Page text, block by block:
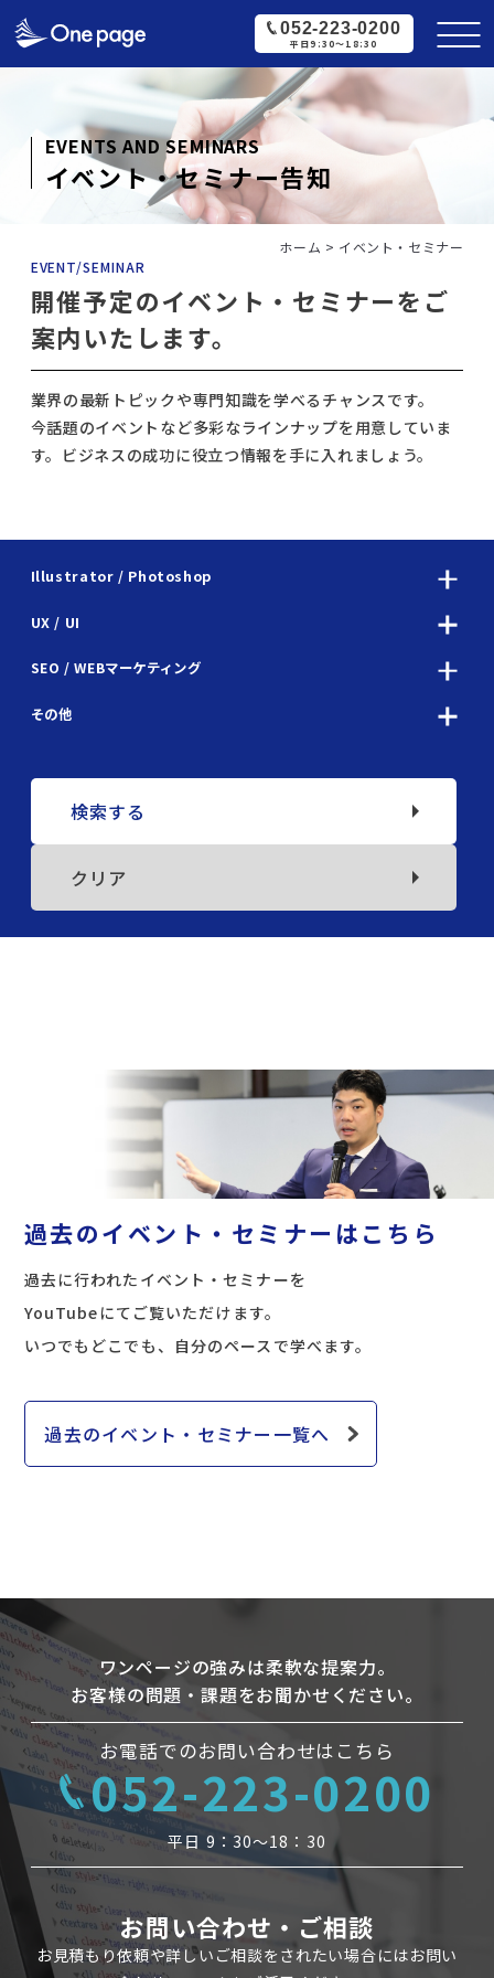
052-223-0200
平日9:30〜18:30
EVENTS AND SEMINARS
イベント・セミナー告知
ホーム > イベント・セミナー
EVENT/SEMINAR
開催予定のイベント・セミナーをご
案内いたします。
業界の最新トピックや専門知識を学べるチャンスです。
今話題のイベントなど多彩なラインナップを用意していま
す。ビジネスの成功に役立つ情報を手に入れましょう。
Illustrator / Photoshop
UX / UI
SEO / WEBマーケティング
その他
過去のイベント・セミナーは こちら
過去に行われたイベント・セミナーを
YouTubeにてご覧いただけます。
いつでもどこでも、自分のペースで学べます。
過去のイベント・セミナー一覧へ
ワンページの強みは柔軟な提案力。
お客様の問題・課題をお聞かせください。
お電話でのお問い合わせはこちら
052-223-0200
平日 9：30〜18：30
お問い合わせ・ご相談
お見積もり依頼や詳しいご相談をされたい場合にはお問い